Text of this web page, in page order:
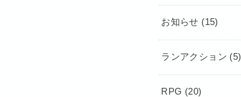
お知らせ (15)
ランアクション (5)
RPG (20)